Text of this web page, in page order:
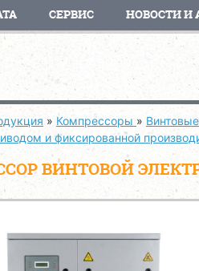
СЕРВИС НОВОСТИ И
» Компрессоры »
и фиксированной
ВИНТОВОЙ